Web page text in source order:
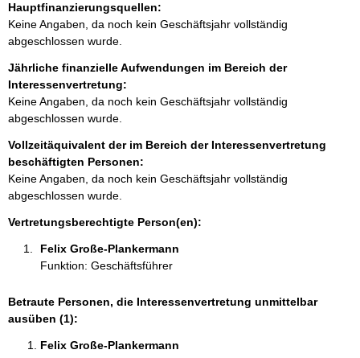
t
i
n
f
o
r
m
t
i
o
n
e
Hauptfinanzierungsquellen:
Keine Angaben, da noch kein Geschäftsjahr vollständig
abgeschlossen wurde.
Jährliche finanzielle Aufwendungen im Bereich der
Interessenvertretung:
Keine Angaben, da noch kein Geschäftsjahr vollständig
abgeschlossen wurde.
Vollzeitäquivalent der im Bereich der Interessenvertretung
beschäftigten Personen:
Keine Angaben, da noch kein Geschäftsjahr vollständig
abgeschlossen wurde.
Vertretungsberechtigte Person(en):
Felix Große-Plankermann
Funktion: Geschäftsführer
Betraute Personen, die Interessenvertretung unmittelbar
ausüben (1):
Felix Große-Plankermann